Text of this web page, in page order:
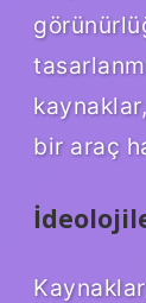
bir araç